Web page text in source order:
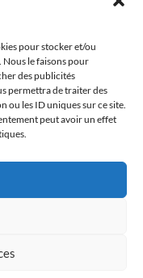
pour stocker et/ou
le faisons pour
des publicités
permettra de traiter des
ou les ID uniques sur ce site.
peut avoir un effet
ma propriété
Toute
est strictement
réservés.